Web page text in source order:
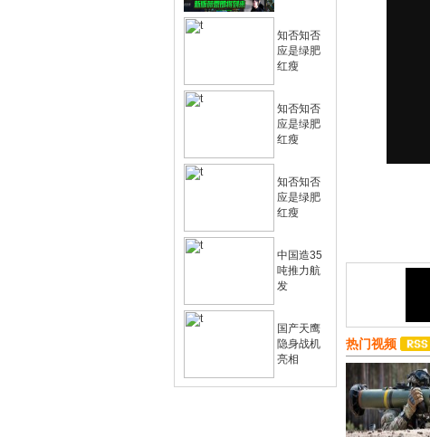
知否知否
应是绿肥
红瘦
知否知否
应是绿肥
红瘦
知否知否
应是绿肥
红瘦
中国造35
吨推力航
发
国产天鹰
隐身战机
亮相
热门视频